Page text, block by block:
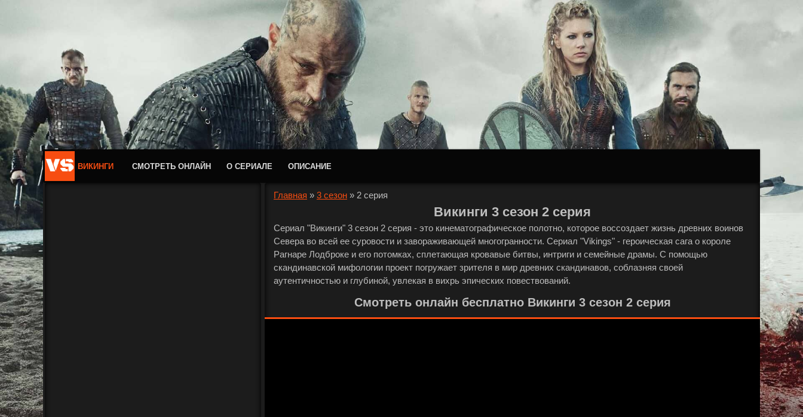
ВИКИНГИ СМОТРЕТЬ ОНЛАЙН О СЕРИАЛЕ ОПИСАНИЕ
Главная » 3 сезон » 2 серия
Викинги 3 сезон 2 серия
Сериал "Викинги" 3 сезон 2 серия - это кинематографическое полотно, которое воссоздает жизнь древних воинов
Севера во всей ее суровости и завораживающей многогранности. Сериал "Vikings" - героическая сага о короле
Рагнаре Лодброке и его потомках, сплетающая кровавые битвы, интриги и семейные драмы. С помощью
скандинавской мифологии проект погружает зрителя в мир древних скандинавов, соблазняя своей
аутентичностью и глубиной, увлекая в вихрь эпических повествований.
Смотреть онлайн бесплатно Викинги 3 сезон 2 серия